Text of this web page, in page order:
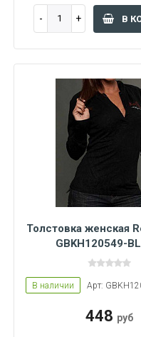
В
Толстовка женская
GBKH120549-
В наличии Арт:
448 руб
S